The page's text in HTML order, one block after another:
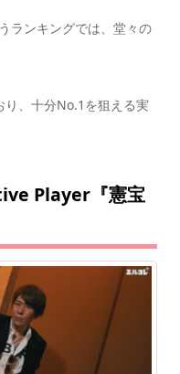
ランキングでは、堂々の
り、十分No.1を狙える実
Player『憲宝